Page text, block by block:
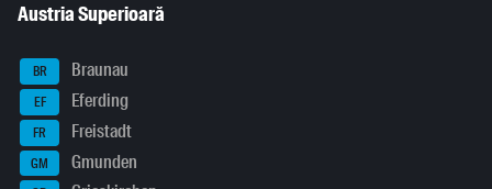
Austria Superioară
BR Braunau
EF Eferding
FR Freistadt
GM Gmunden